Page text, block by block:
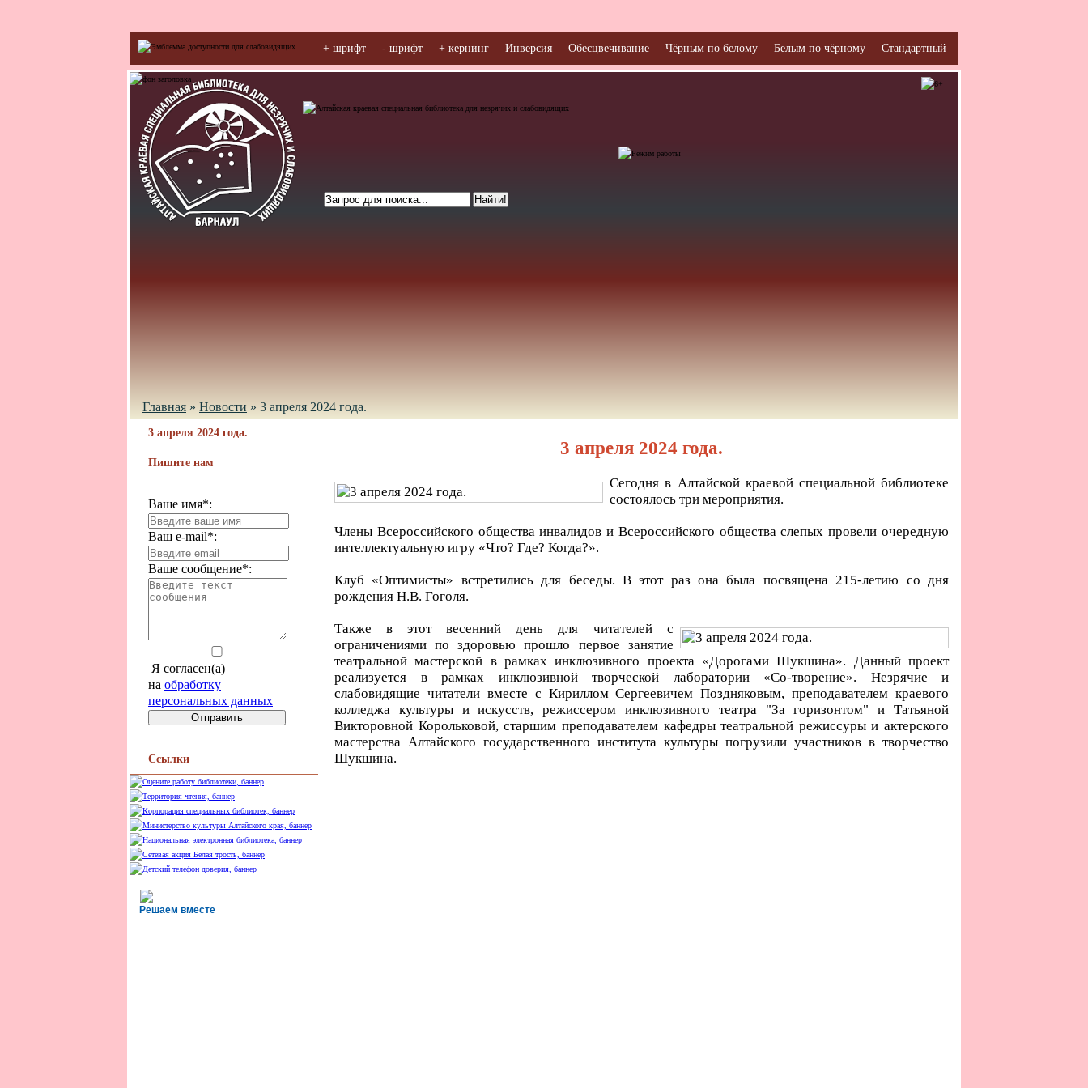
Главная » Новости » 3 апреля 2024 года.
Стандартный
Белым по чёрному
Чёрным по белому
Обесцвечивание
Инверсия
+ кернинг
- шрифт
+ шрифт
3 апреля 2024 года.
Пишите нам
Ваше имя*:
Ваш e-mail*:
Ваше сообщение*:
Я согласен(а)
на обработку
персональных данных
Ссылки
Решаем вместе
3 апреля 2024 года.
Сегодня в Алтайской краевой специальной библиотеке
состоялось три мероприятия.
Члены Всероссийского общества инвалидов и Всероссийского общества слепых провели очередную
интеллектуальную игру «Что? Где? Когда?».
Клуб «Оптимисты» встретились для беседы. В этот раз она была посвящена 215-летию со дня
рождения Н.В. Гоголя.
Также в этот весенний день для читателей с
ограничениями по здоровью прошло первое занятие
театральной мастерской в рамках инклюзивного проекта «Дорогами Шукшина». Данный проект
реализуется в рамках инклюзивной творческой лаборатории «Со-творение». Незрячие и
слабовидящие читатели вместе с Кириллом Сергеевичем Поздняковым, преподавателем краевого
колледжа культуры и искусств, режиссером инклюзивного театра "За горизонтом" и Татьяной
Викторовной Корольковой, старшим преподавателем кафедры театральной режиссуры и актерского
мастерства Алтайского государственного института культуры погрузили участников в творчество
Шукшина.